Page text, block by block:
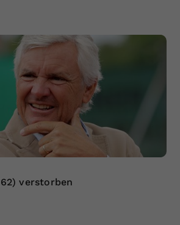
verstorben
generierte ID, für die
Speicherung Ihrer
Einstellungen, falls der
Betreiber dies eingestellt